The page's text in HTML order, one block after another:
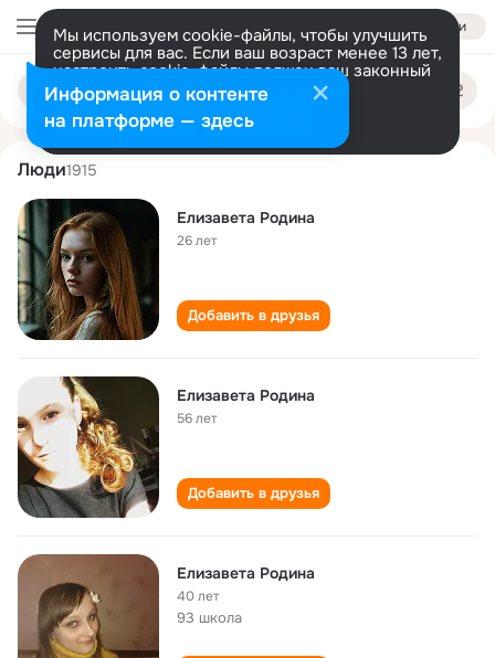
Войти
Мы используем cookie-файлы, чтобы улучшить
сервисы для вас. Если ваш возраст менее 13 лет,
настроить cookie-файлы должен ваш законный
представитель. Больше информации
Разрешить все Настроить
Поиск
людям
elizaveta rodina
Люди1915
Елизавета Родина
26 лет
Добавить в друзья
Елизавета Родина
56 лет
Добавить в друзья
Елизавета Родина
40 лет
93 школа
Информация о контенте
на платформе — здесь